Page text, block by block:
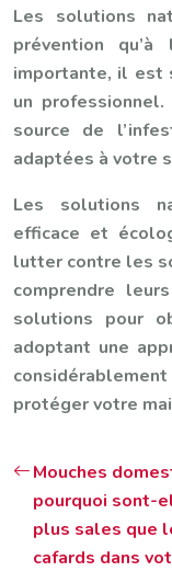
Les solutions
prévention qu’à
importante, il est
un
source de
adaptées à votre
Les solutions
efficace et
lutter contre les
comprendre
solutions pour
adoptant une
protéger votre
Mouches
pourquoi sont-
plus sales que
cafards dans